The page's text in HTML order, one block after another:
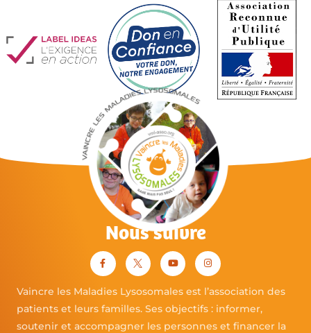
Nous suivre
Vaincre les Maladies Lysosomales est l’association des
patients et leurs familles. Ses objectifs : informer,
soutenir et accompagner les personnes et financer la